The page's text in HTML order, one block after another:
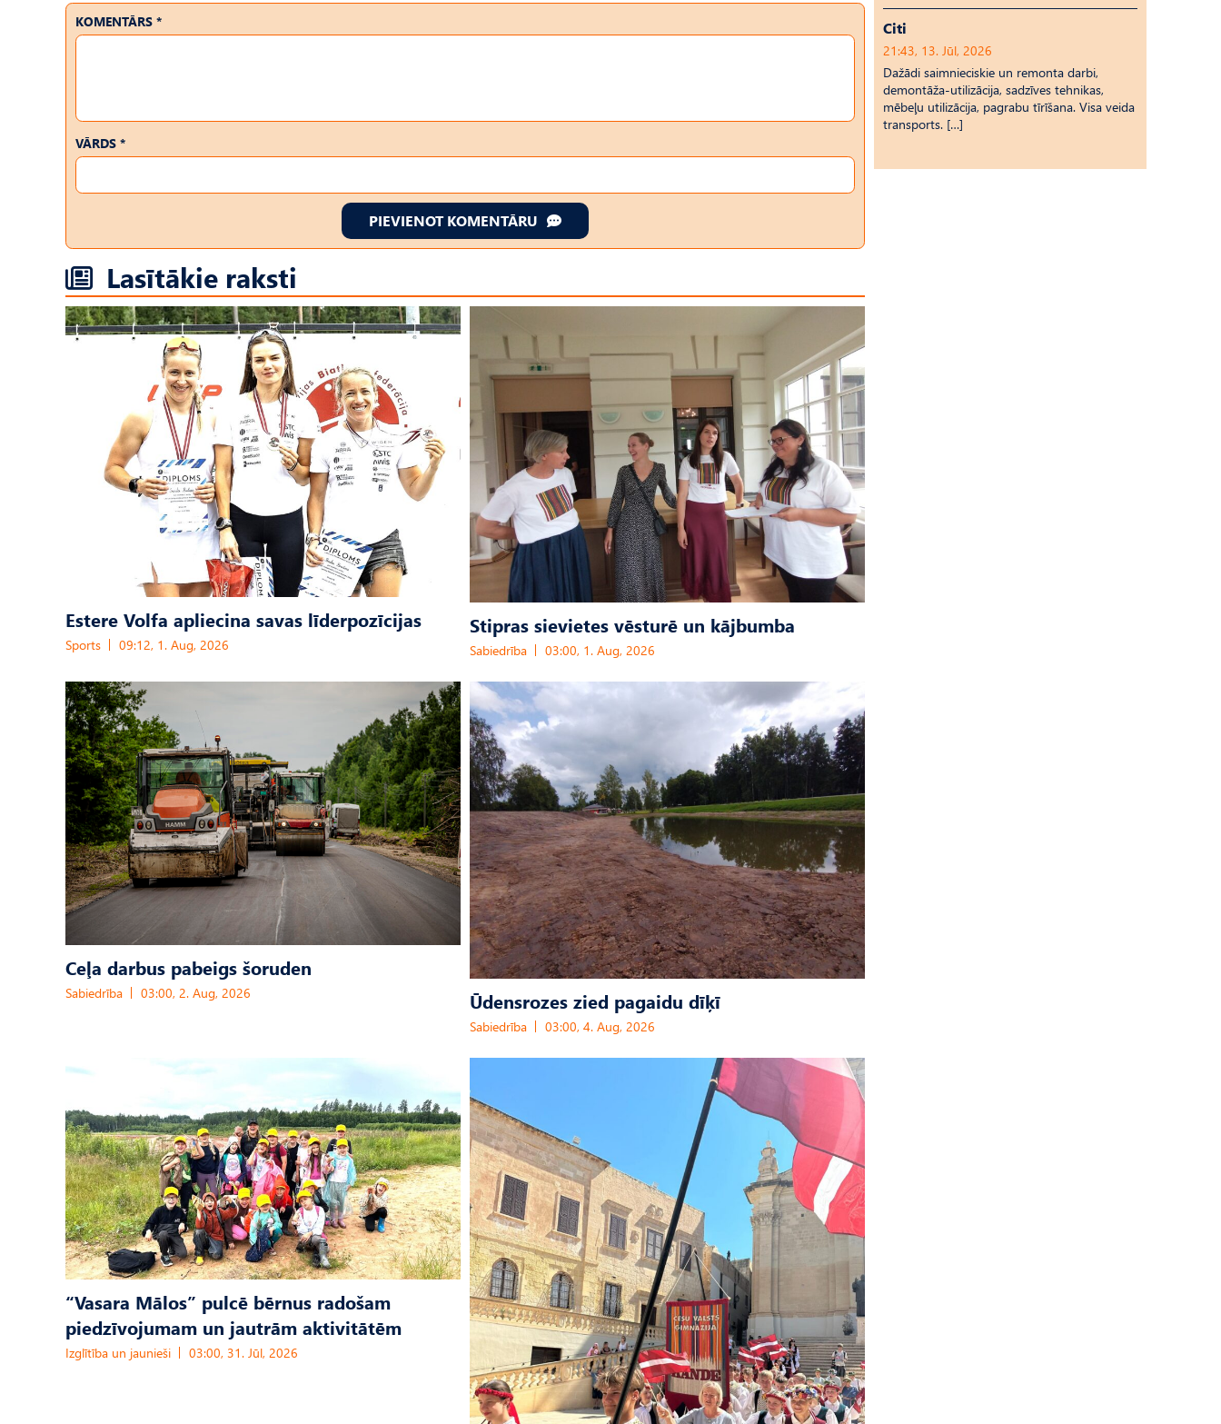
KOMENTĀRS *
VĀRDS *
PIEVIENOT KOMENTĀRU
Lasītākie raksti
Estere Volfa apliecina savas līderpozīcijas
Sports 09:12, 1. Aug, 2026
Stipras sievietes vēsturē un kājbumba
Sabiedrība 03:00, 1. Aug, 2026
Ceļa darbus pabeigs šoruden
Sabiedrība 03:00, 2. Aug, 2026 Ūdensrozes zied pagaidu dīķī
Sabiedrība 03:00, 4. Aug, 2026
“Vasara Mālos” pulcē bērnus radošam
piedzīvojumam un jautrām aktivitātēm
Izglītība un jaunieši 03:00, 31. Jūl, 2026
Citi
21:43, 13. Jūl, 2026
Dažādi saimnieciskie un remonta darbi,
demontāža-utilizācija, sadzīves tehnikas,
mēbeļu utilizācija, pagrabu tīrīšana. Visa veida
transports. […]